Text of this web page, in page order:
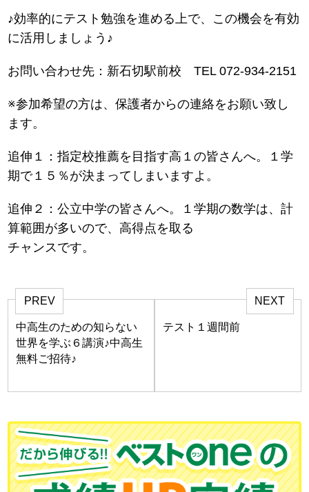
♪効率的にテスト勉強を進める上で、この機会を有効
に活用しましょう♪
お問い合わせ先：新石切駅前校 TEL 072-934-2151
※参加希望の方は、保護者からの連絡をお願い致し
ます。
追伸１：指定校推薦を目指す高１の皆さんへ。１学
期で１５％が決まってしまいますよ。
追伸２：公立中学の皆さんへ。１学期の数学は、計
算範囲が多いので、高得点を取る
チャンスです。
PREV
中高生のための知らない
世界を学ぶ６講演♪中高生
無料ご招待♪
NEXT
テスト１週間前